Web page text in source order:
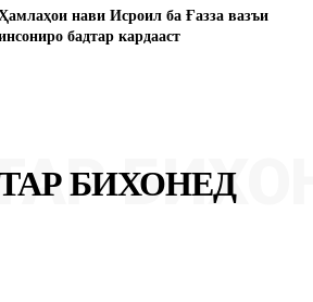
нави Исроил ба Ғазза вазъи
бадтар кардааст
БИХОНЕД